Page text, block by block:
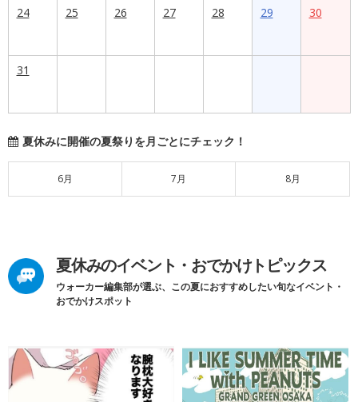
24 25 26 27 28 29 30
31
夏休みに開催の夏祭りを月ごとにチェック！
6月 7月 8月
夏休みのイベント・おでかけトピックス
ウォーカー編集部が選ぶ、この夏におすすめしたい旬なイベント・
おでかけスポット